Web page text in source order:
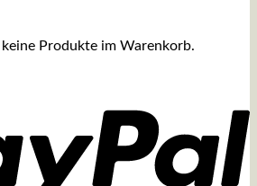
keine Produkte im Warenkorb.